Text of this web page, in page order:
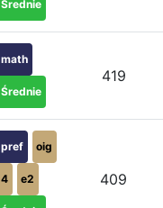
Średnie
math
Średnie
419
pref oig
4 e2 409